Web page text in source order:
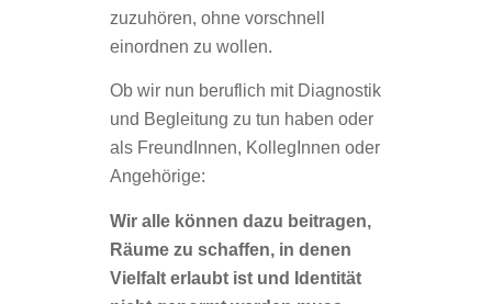
zuzuhören, ohne vorschnell
einordnen zu wollen.
Ob wir nun beruflich mit Diagnostik
und Begleitung zu tun haben oder
als FreundInnen, KollegInnen oder
Angehörige:
Wir alle können dazu beitragen,
Räume zu schaffen, in denen
Vielfalt erlaubt ist und Identität